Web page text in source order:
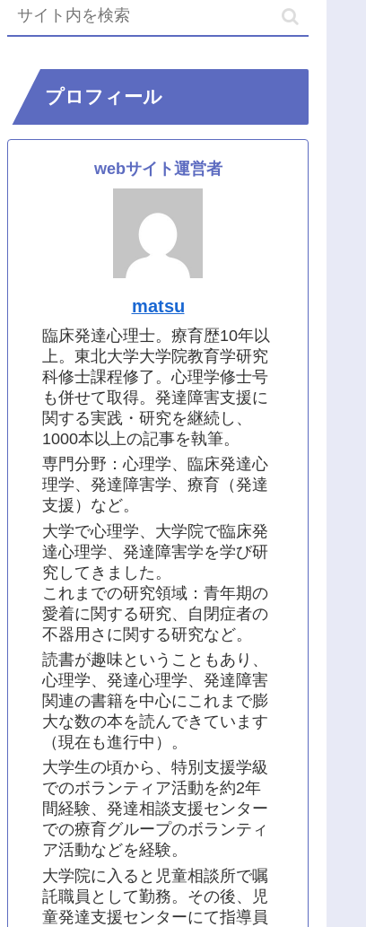
プロフィール
webサイト運営者
matsu
臨床発達心理士。療育歴10年以
上。東北大学大学院教育学研究
科修士課程修了。心理学修士号
も併せて取得。発達障害支援に
関する実践・研究を継続し、
1000本以上の記事を執筆。
専門分野：心理学、臨床発達心
理学、発達障害学、療育（発達
支援）など。
大学で心理学、大学院で臨床発
達心理学、発達障害学を学び研
究してきました。
これまでの研究領域：青年期の
愛着に関する研究、自閉症者の
不器用さに関する研究など。
読書が趣味ということもあり、
心理学、発達心理学、発達障害
関連の書籍を中心にこれまで膨
大な数の本を読んできています
（現在も進行中）。
大学生の頃から、特別支援学級
でのボランティア活動を約2年
間経験、発達相談支援センター
での療育グループのボランティ
ア活動などを経験。
大学院に入ると児童相談所で嘱
託職員として勤務。その後、児
童発達支援センターにて指導員